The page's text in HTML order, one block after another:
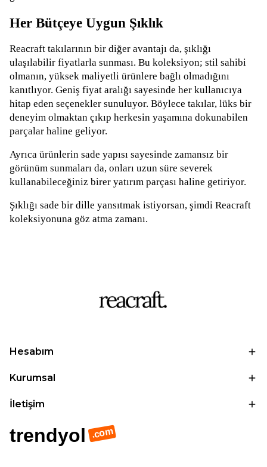
Her Bütçeye Uygun Şıklık
Reacraft takılarının bir diğer avantajı da, şıklığı
ulaşılabilir fiyatlarla sunması. Bu koleksiyon; stil sahibi
olmanın, yüksek maliyetli ürünlere bağlı olmadığını
kanıtlıyor. Geniş fiyat aralığı sayesinde her kullanıcıya
hitap eden seçenekler sunuluyor. Böylece takılar, lüks bir
deneyim olmaktan çıkıp herkesin yaşamına dokunabilen
parçalar haline geliyor.
Ayrıca ürünlerin sade yapısı sayesinde zamansız bir
görünüm sunmaları da, onları uzun süre severek
kullanabileceğiniz birer yatırım parçası haline getiriyor.
Şıklığı sade bir dille yansıtmak istiyorsan, şimdi Reacraft
koleksiyonuna göz atma zamanı.
Hesabım
Kurumsal
İletişim
trendyol .com